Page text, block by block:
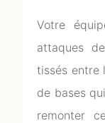
Votre
attaques
tissés entre
de bases
remonter